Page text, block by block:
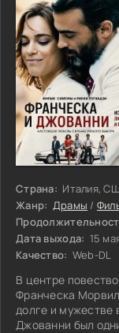
Страна: Италия,
Жанр: Драмы /
Дата выхода: 15
Качество: Web-DL
В центре
Франческа
долге и мужестве
Джованни был